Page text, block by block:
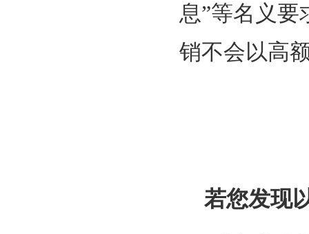
息”等名义
销不会以高
若您发现